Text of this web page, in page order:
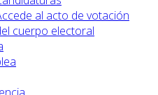
al acto de votación
cuerpo electoral